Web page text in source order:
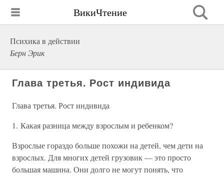
ВикиЧтение
Психика в действии
Берн Эрик
Глава третья. Рост индивида
Глава третья. Рост индивида
1. Какая разница между взрослым и ребенком?
Взрослые гораздо больше похожи на детей, чем дети на
взрослых. Для многих детей грузовик — это просто
большая машина. Они долго не могут понять, что